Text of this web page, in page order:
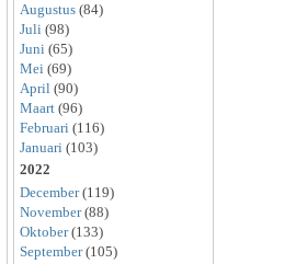
Augustus (84)
Juli (98)
Juni (65)
Mei (69)
April (90)
Maart (96)
Februari (116)
Januari (103)
2022
December(119)
November(88)
Oktober(133)
September(105)